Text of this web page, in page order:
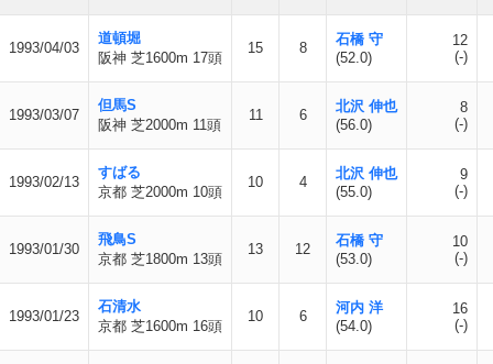
1993/04/03
道頓堀
阪神 芝1600m 17頭
15 8
石橋 守
(52.0)
12
(-)
1993/03/07
但馬S
阪神 芝2000m 11頭
11 6
北沢 伸也
(56.0)
8
(-)
1993/02/13
すばる
京都 芝2000m 10頭
10 4
北沢 伸也
(55.0)
9
(-)
1993/01/30
飛鳥S
京都 芝1800m 13頭
13 12
石橋 守
(53.0)
10
(-)
1993/01/23
石清水
京都 芝1600m 16頭
10 6
河内 洋
(54.0)
16
(-)